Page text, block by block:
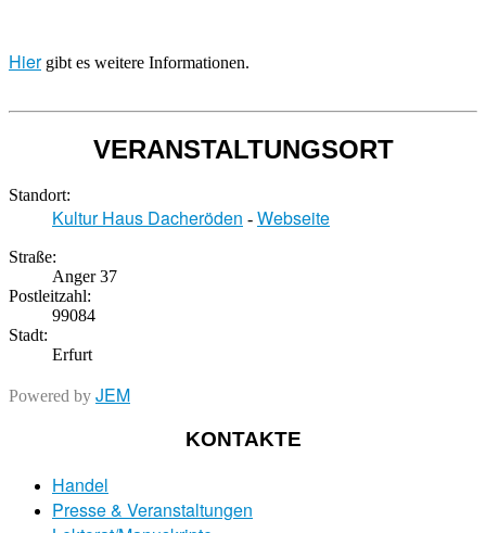
Hiergibt es weitere Informationen.
VERANSTALTUNGSORT
Standort:
Kultur Haus Dacheröden - Webseite
Straße:
Anger 37
Postleitzahl:
99084
Stadt:
Erfurt
Powered by JEM
KONTAKTE
Handel
Presse & Veranstaltungen